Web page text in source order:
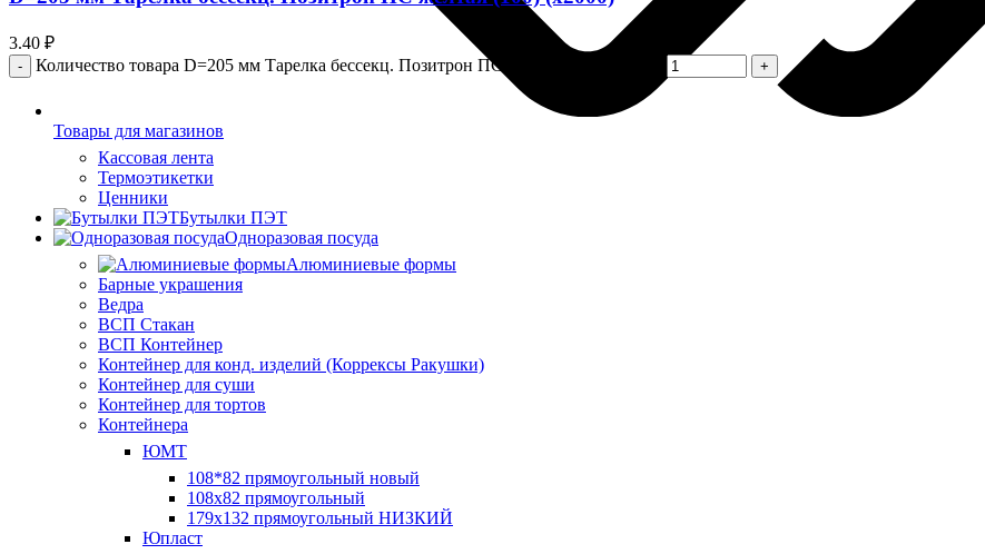
Товары для магазинов
Кассовая лента
Термоэтикетки
Ценники
Бутылки ПЭТ
Одноразовая посуда
Алюминиевые формы
Барные украшения
Ведра
ВСП Стакан
ВСП Контейнер
Контейнер для конд. изделий (Коррексы Ракушки)
Контейнер для суши
Контейнер для тортов
Контейнера
ЮМТ
108*82 прямоугольный новый
108х82 прямоугольный
179х132 прямоугольный НИЗКИЙ
Юпласт
3.40 ₽
Количество товара D=205 мм Тарелка бессекц. Позитрон ПС желтая (100) (х2000)